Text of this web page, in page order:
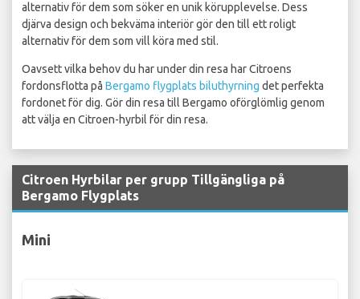
alternativ för dem som söker en unik körupplevelse. Dess
djärva design och bekväma interiör gör den till ett roligt
alternativ för dem som vill köra med stil.
Oavsett vilka behov du har under din resa har Citroens
fordonsflotta på Bergamo flygplats biluthyrning det perfekta
fordonet för dig. Gör din resa till Bergamo oförglömlig genom
att välja en Citroen-hyrbil för din resa.
Citroen Hyrbilar per grupp Tillgängliga på
Bergamo Flygplats
Mini